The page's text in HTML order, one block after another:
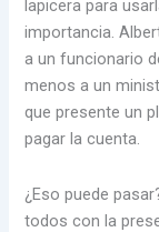
lapicera para
importancia.
a un funcionario
menos a un
que presente un
pagar la cuenta.
¿Eso puede
todos con la